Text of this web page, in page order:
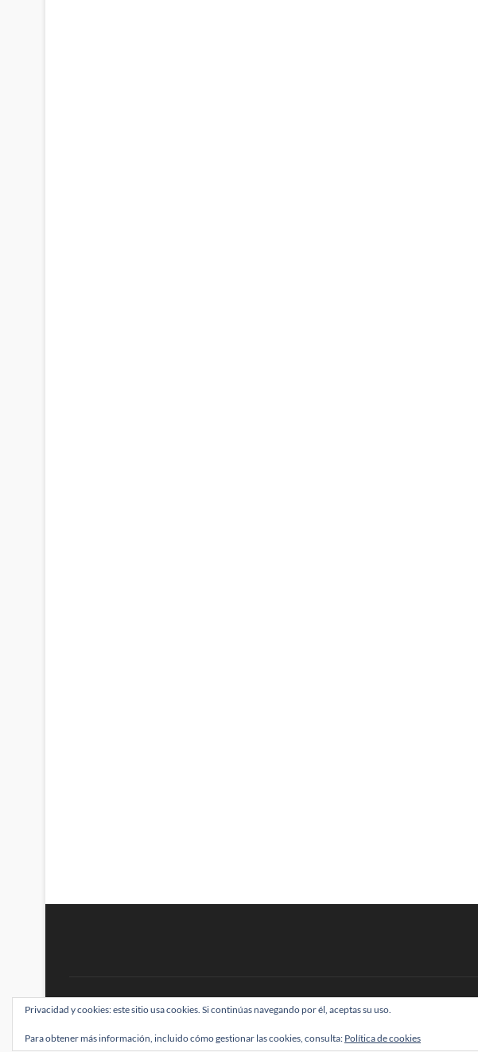
BRAINSTOMPING| Diseñado por:Theme Freesia|WordPress| © Todos los derechos
Privacidad y cookies: este sitio usa cookies. Si continúas navegando por él, aceptas su uso.
Para obtener más información, incluido cómo gestionar las cookies, consulta: Política de cookies